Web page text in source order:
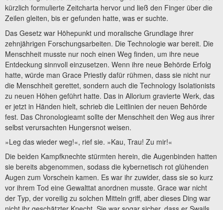
kürzlich formulierte Zeitcharta hervor und ließ den Finger über die
Zeilen gleiten, bis er gefunden hatte, was er suchte.
Das Gesetz war Höhepunkt und moralische Grundlage ihrer
zehnjährigen Forschungsarbeiten. Die Technologie war bereit. Die
Menschheit musste nur noch einen Weg finden, um ihre neue
Entdeckung sinnvoll einzusetzen. Wenn ihre neue Behörde Erfolg
hatte, würde man Grace Priestly dafür rühmen, dass sie nicht nur
die Menschheit gerettet, sondern auch die Technology Isolationists
zu neuen Höhen geführt hatte. Das in Allorium gravierte Werk, das
er jetzt in Händen hielt, schrieb die Leitlinien der neuen Behörde
fest. Das Chronologieamt sollte der Menschheit den Weg aus ihrer
selbst verursachten Hungersnot weisen.
»Leg das wieder weg!«, rief sie. »Kau, Trau! Zu mir!«
Die beiden Kampfknechte stürmten herein, die Augenbinden hatten
sie bereits abgenommen, sodass die kybernetisch rot glühenden
Augen zum Vorschein kamen. Es war ihr zuwider, dass sie so kurz
vor ihrem Tod eine Gewalttat anordnen musste. Grace war nicht
der Typ, der voreilig zu solchen Mitteln griff, aber dieses Ding war